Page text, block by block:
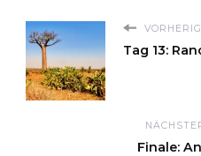
Tag 13:
Finale: